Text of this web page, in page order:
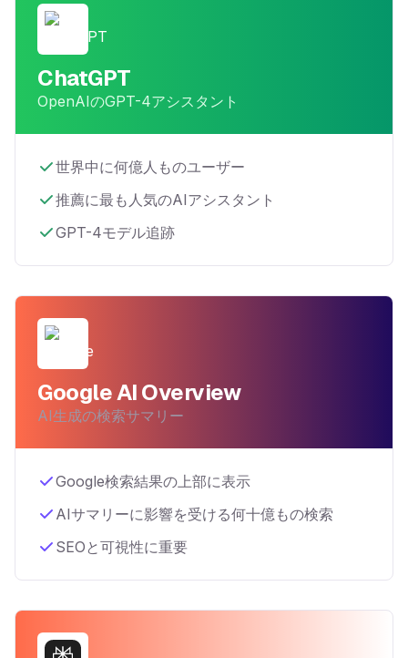
ChatGPT
OpenAIのGPT-4アシスタント
世界中に何億人ものユーザー
推薦に最も人気のAIアシスタント
GPT-4モデル追跡
Google AI Overview
AI生成の検索サマリー
Google検索結果の上部に表示
AIサマリーに影響を受ける何十億もの検索
SEOと可視性に重要